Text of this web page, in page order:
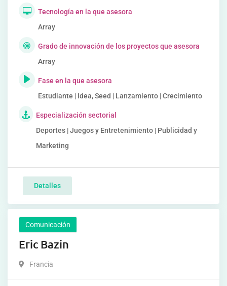
Tecnología en la que asesora
Array
Grado de innovación de los proyectos que asesora
Array
Fase en la que asesora
Estudiante | Idea, Seed | Lanzamiento | Crecimiento
Especialización sectorial
Deportes | Juegos y Entretenimiento | Publicidad y
Marketing
Detalles
Comunicación
Eric Bazin
Francia